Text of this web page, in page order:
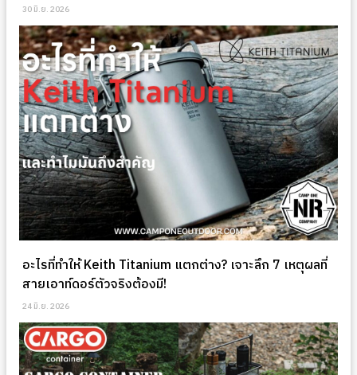
30 มิ.ย. 2026
อะไรที่ทำให้ Keith Titanium แตกต่าง? เจาะลึก 7 เหตุผลที่
สายเอาท์ดอร์ตัวจริงต้องมี!
24 มิ.ย. 2026